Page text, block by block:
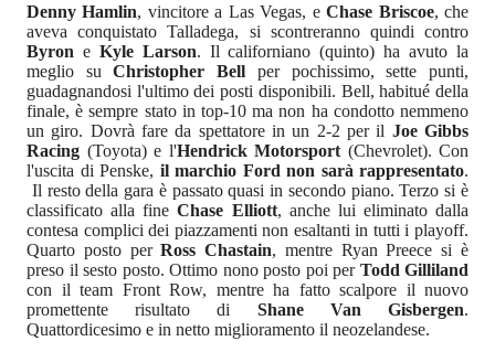
Denny Hamlin, vincitore a Las Vegas, eChase Briscoe, che
aveva conquistato Talladega, si scontreranno quindi contro
Byron e Kyle Larson. Il californiano (quinto) ha avuto la
meglio suChristopher Bell per pochissimo, sette punti,
guadagnandosi l'ultimo dei posti disponibili. Bell, habitué della
finale, è sempre stato in top-10 ma non ha condotto nemmeno
un giro. Dovrà fare da spettatore in un 2-2 per il Joe Gibbs
Racing (Toyota) e l'Hendrick Motorsport (Chevrolet). Con
l'uscita di Penske, il marchio Ford non sarà rappresentato.
Il resto della gara è passato quasi in secondo piano. Terzo si è
classificato alla fineChase Elliott, anche lui eliminato dalla
contesa complici dei piazzamenti non esaltanti in tutti i playoff.
Quarto posto perRoss Chastain, mentre Ryan Preece si è
preso il sesto posto. Ottimo nono posto poi per Todd Gilliland
con il team Front Row, mentre ha fatto scalpore il nuovo
promettente risultato di Shane Van Gisbergen.
Quattordicesimo e in netto miglioramento il neozelandese.